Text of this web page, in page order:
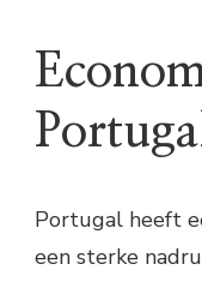
Portugal heeft
een sterke